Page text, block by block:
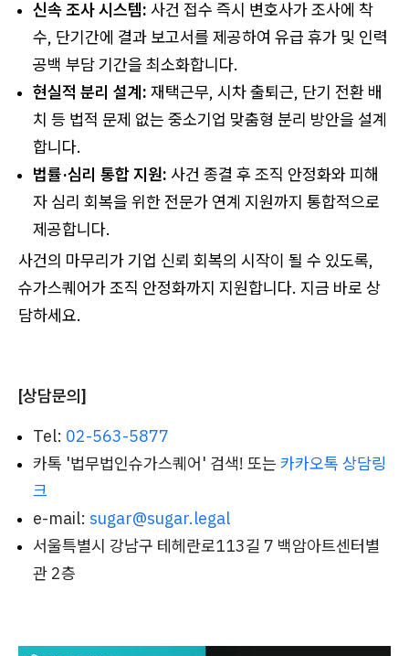
신속 조사 시스템: 사건 접수 즉시 변호사가 조사에 착
수, 단기간에 결과 보고서를 제공하여 유급 휴가 및 인력
공백 부담 기간을 최소화합니다.
현실적 분리 설계: 재택근무, 시차 출퇴근, 단기 전환 배
치 등 법적 문제 없는 중소기업 맞춤형 분리 방안을 설계
합니다.
법률·심리 통합 지원: 사건 종결 후 조직 안정화와 피해
자 심리 회복을 위한 전문가 연계 지원까지 통합적으로
제공합니다.
사건의 마무리가 기업 신뢰 회복의 시작이 될 수 있도록,
슈가스퀘어가 조직 안정화까지 지원합니다. 지금 바로 상
담하세요.
[상담문의]
Tel: 02-563-5877
카톡 '법무법인슈가스퀘어' 검색! 또는 카카오톡 상담링
크
e-mail: sugar@sugar.legal
서울특별시 강남구 테헤란로113길 7 백암아트센터별
관 2층